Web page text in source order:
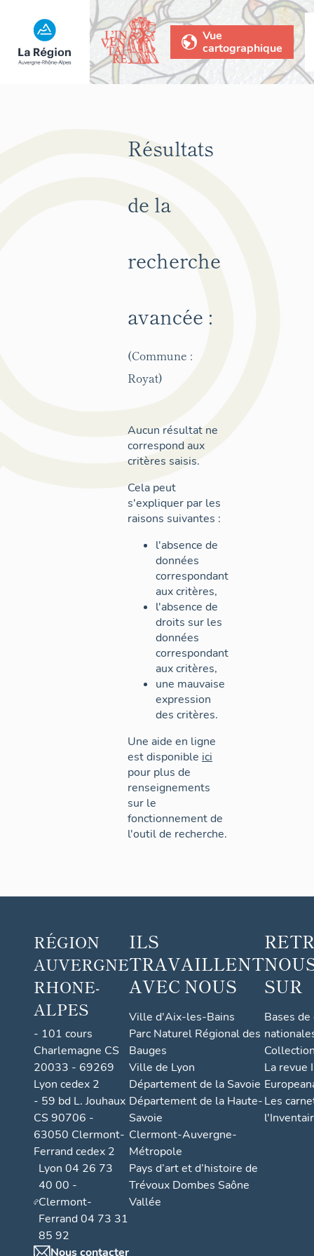
Vue
cartographique
Résultats
de la
recherche
avancée :
(Commune :
Royat)
Aucun résultat ne
correspond aux
critères saisis.
Cela peut
s'expliquer par les
raisons suivantes :
l'absence de
données
correspondant
aux critères,
l'absence de
droits sur les
données
correspondant
aux critères,
une mauvaise
expression
des critères.
Une aide en ligne
est disponible ici
pour plus de
renseignements
sur le
fonctionnement de
l'outil de recherche.
RÉGION
AUVERGNE
RHONE-
ALPES
- 101 cours
Charlemagne CS
20033 - 69269
Lyon cedex 2
- 59 bd L. Jouhaux
CS 90706 -
63050 Clermont-
Ferrand cedex 2
Lyon 04 26 73
40 00 -
Clermont-
Ferrand 04 73 31
85 92
Nous contacter
ILS
TRAVAILLENT
AVEC NOUS
Ville d'Aix-les-Bains
Parc Naturel Régional des
Bauges
Ville de Lyon
Département de la Savoie
Département de la Haute-
Savoie
Clermont-Auvergne-
Métropole
Pays d’art et d’histoire de
Trévoux Dombes Saône
Vallée
SUR
Bases
La revue
Les